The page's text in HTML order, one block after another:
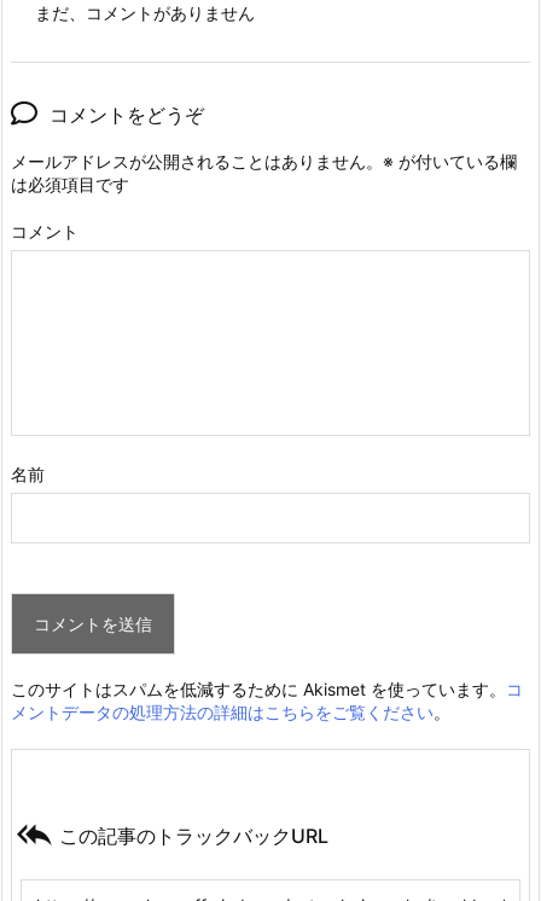
まだ、コメントがありません
コメントをどうぞ
メールアドレスが公開されることはありません。 ※ が付いている欄
は必須項目です
コメント
名前
このサイトはスパムを低減するために Akismet を使っています。
コ
メントデータの処理方法の詳細はこちらをご覧ください。
 この記事のトラックバックURL